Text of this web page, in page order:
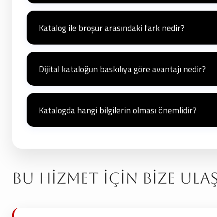
Evet, katalog içeriğinin kalitesi için profesyonel ürün
görseller, kataloğun etkisini artırır.
Katalog ile broşür arasındaki fark nedir?
Broşür, genellikle birkaç sayfadan oluşan, daha kısa ve öz
veya büyük bir kısmını içeren, daha detaylı ve geniş
Dijital kataloğun baskılıya göre avantajı nedir?
Dijital kataloglar, kolayca paylaşılabilir, sınırsız kitleye
hissiyle daha kalıcı bir etki bırakabilir.
Katalogda hangi bilgilerin olması önemlidir?
Bu Hizmet İçin Bize